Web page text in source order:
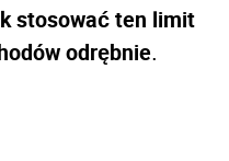
stosować ten limit
odrębnie.